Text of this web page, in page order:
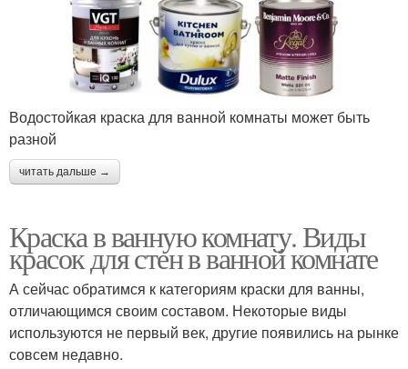
Латексная краска Силиконовая краска
Краска в ванную
комнату
Краски для ванной
комнаты
Комната на потолок
Водостойкая краска для ванной комнаты может быть
разной
читать дальше →
Краска в ванную комнату. Виды
красок для стен в ванной комнате
А сейчас обратимся к категориям краски для ванны,
отличающимся своим составом. Некоторые виды
используются не первый век, другие появились на рынке
совсем недавно.